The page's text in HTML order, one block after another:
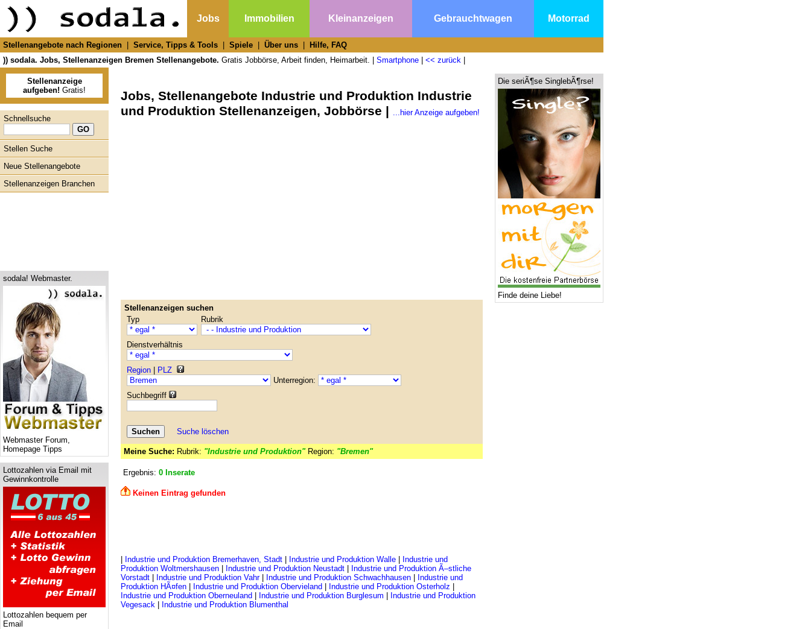
Jobs Immobilien Kleinanzeigen Gebrauchtwagen Motorrad
Stellenangebote nach Regionen Service, Tipps & Tools Spiele Über uns
Hilfe, FAQ
)) sodala. Jobs, Stellenanzeigen Bremen Stellenangebote. Gratis Jobbörse, Arbeit finden, Heimarbeit. | Smartphone << zurück
Stellenanzeige
aufgeben! Gratis!
Schnellsuche
Stellen Suche
Neue Stellenangebote
Stellenanzeigen Branchen
sodala! Webmaster.
Webmaster Forum,
Homepage Tipps
Lottozahlen via Email mit
Gewinnkontrolle
Lottozahlen bequem per
Email
Jobs, Stellenangebote Industrie und Produktion Industrie
und Produktion Stellenanzeigen, Jobbörse | ...hier Anzeige aufgeben!
Stellenanzeigen suchen
Typ
Rubrik
Dienstverhältnis
Region
PLZ
Unterregion:
Suchbegriff
Suche löschen
Meine Suche: Rubrik: "Industrie und Produktion"Region: "Bremen"
Ergebnis: 0 Inserate
Keinen Eintrag gefunden
Industrie und Produktion Bremerhaven, Stadt Industrie und Produktion Walle
Industrie und
Produktion Woltmershausen
Industrie und Produktion Neustadt
Industrie und Produktion Ã–stliche
Vorstadt
Industrie und Produktion Vahr| Industrie und Produktion Schwachhausen
Industrie und
Produktion HÃ¤fen
Industrie und Produktion Obervieland Industrie und Produktion Osterholz
Industrie und Produktion Oberneuland
Industrie und Produktion Burglesum
Industrie und Produktion
Vegesack
Industrie und Produktion Blumenthal
Die seriÃ¶se SinglebÃ¶rse!
Finde deine Liebe!